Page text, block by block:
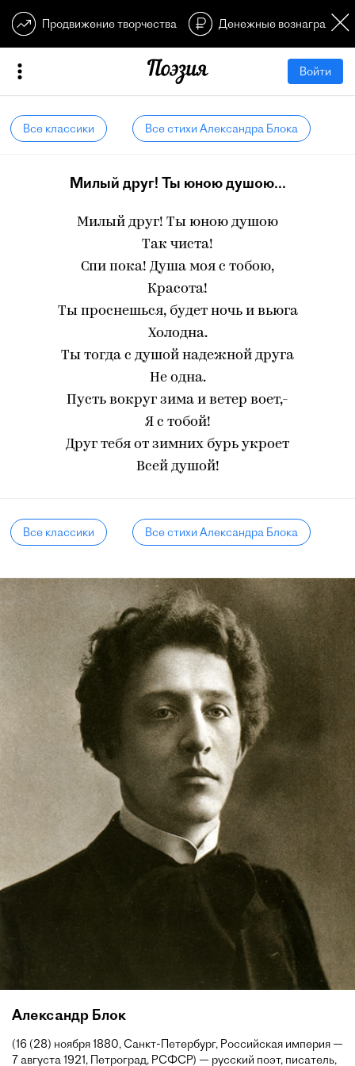
Продвижение творчества Денежные
Войти
Все классики Все стихи Александра Блока
Милый друг! Ты юною душою...
Милый друг! Ты юною душою
Так чиста!
Спи пока! Душа моя с тобою,
Красота!
Ты проснешься, будет ночь и вьюга
Холодна.
Ты тогда с душой надежной друга
Не одна.
Пусть вокруг зима и ветер воет,-
Я с тобой!
Друг тебя от зимних бурь укроет
Всей душой!
Все классики Все стихи Александра Блока
Александр Блок
(16 (28) ноября 1880, Санкт-Петербург, Российская империя —
7 августа 1921, Петроград, РСФСР) — русский поэт, писатель,